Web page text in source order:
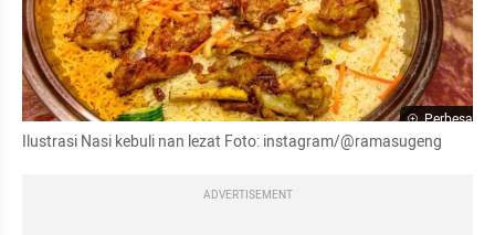
Perbesar
Ilustrasi Nasi kebuli nan lezat Foto: instagram/@ramasugeng
ADVERTISEMENT